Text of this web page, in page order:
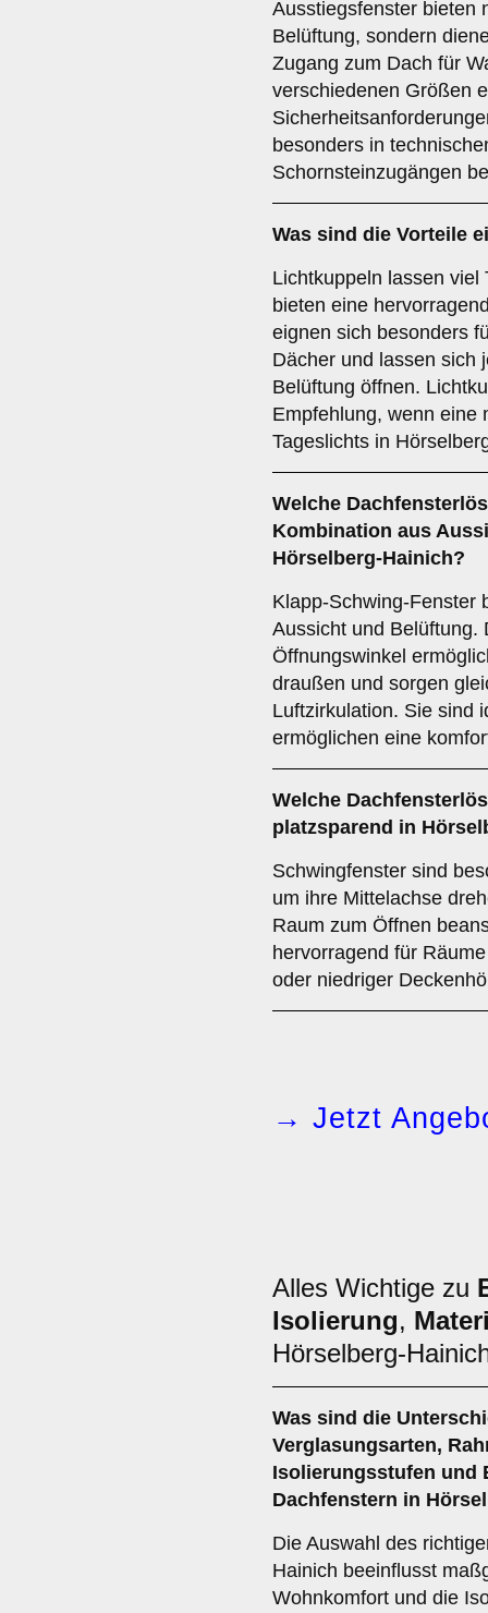
Ausstiegsfenster bieten
Belüftung, sondern
Zugang zum Dach für
verschiedenen Größen
besonders in
Schornsteinzugängen
Was sind die Vorteile
Lichtkuppeln lassen viel
bieten eine
eignen sich besonders
Dächer und lassen sich
Belüftung öffnen.
Empfehlung, wenn eine
Tageslichts in
Welche
Kombination aus
Hörselberg-Hainich?
Klapp-Schwing-Fenster
Aussicht und Belüftung.
Öffnungswinkel
draußen und sorgen
Luftzirkulation. Sie sind
ermöglichen eine
Welche
platzsparend in
Schwingfenster sind
um ihre Mittelachse
Raum zum Öffnen
hervorragend für
oder niedriger
→ Jetzt
Alles Wichtige zu
Isolierung,
Hörselberg-
Was sind die
Verglasungsarten,
Isolierungsstufen und
Dachfenstern in
Die Auswahl des
Hainich beeinflusst
Wohnkomfort und die